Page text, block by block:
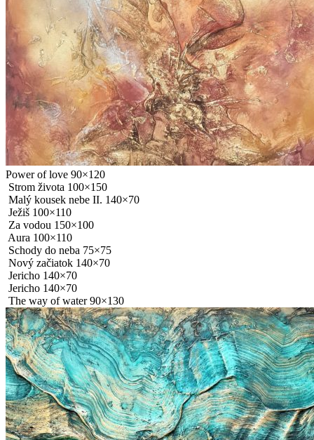
Power of love 90×120
Strom života 100×150
Malý kousek nebe II. 140×70
Ježiš 100×110
Za vodou 150×100
Aura 100×110
Schody do neba 75×75
Nový začiatok 140×70
Jericho 140×70
Jericho 140×70
The way of water 90×130